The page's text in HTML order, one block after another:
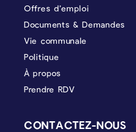
Offres d’emploi
Documents & Demandes
Vie communale
Politique
À propos
Prendre RDV
CONTACTEZ-NOUS